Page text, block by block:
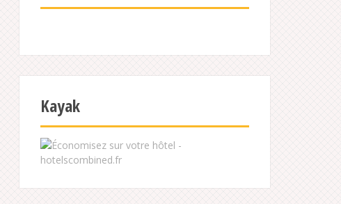
Kayak